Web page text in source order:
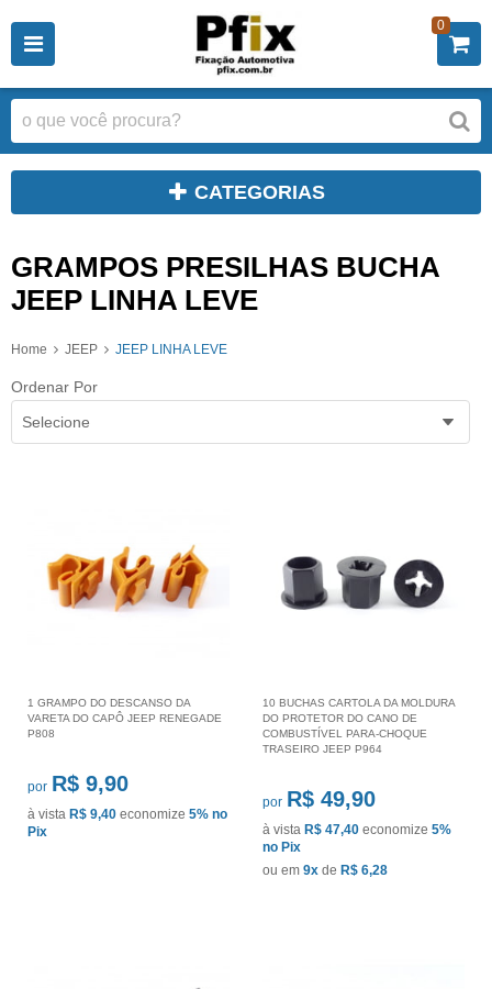
0
CATEGORIAS
GRAMPOS PRESILHAS BUCHA
JEEP LINHA LEVE
Home JEEP JEEP LINHA LEVE
Ordenar Por
Selecione
1 GRAMPO DO DESCANSO DA
VARETA DO CAPÔ JEEP RENEGADE
P808
por R$ 9,90
à vista R$ 9,40 economize 5% no
Pix
10 BUCHAS CARTOLA DA MOLDURA
DO PROTETOR DO CANO DE
COMBUSTÍVEL PARA-CHOQUE
TRASEIRO JEEP P964
por R$ 49,90
à vista R$ 47,40 economize 5%
no Pix
ou em 9x de R$ 6,28